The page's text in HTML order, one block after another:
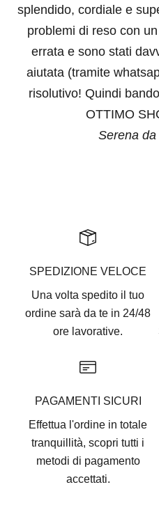
splendido, cordiale e
problemi di reso con
errata e sono stati
aiutata (tramite
risolutivo! Quindi
OTTIMO
Serena da
SPEDIZIONE VELOCE
Una volta spedito il tuo
ordine sarà da te in 24/48
ore lavorative.
PAGAMENTI SICURI
Effettua l'ordine in totale
tranquillità, scopri tutti i
metodi di pagamento
accettati.